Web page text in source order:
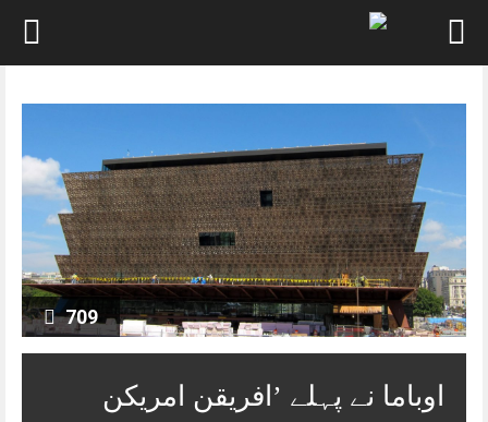
content
709
اوباما نے پہلے ’افریقن امریکن